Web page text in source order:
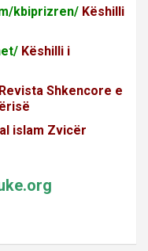
kbiprizren/ Këshilli
Këshilli i
Shkencore e
islam Zvicër